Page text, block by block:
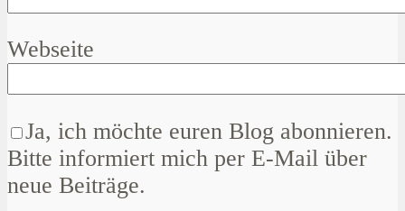
Webseite
Ja, ich möchte euren Blog abonnieren.
Bitte informiert mich per E-Mail über
neue Beiträge.